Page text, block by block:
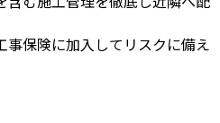
事保険に加入してリスクに備え